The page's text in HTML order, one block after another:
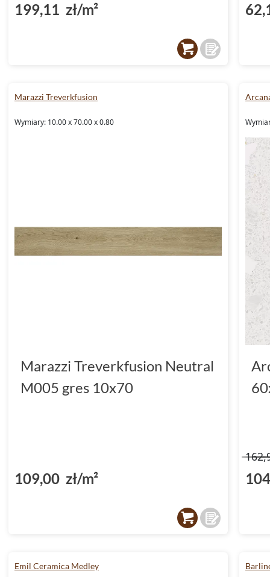
199,11 zł/m²
Marazzi Treverkfusion
Wymiary: 10.00 x 70.00 x 0.80
Marazzi Treverkfusion Neutral
M005 gres 10x70
109,00 zł/m²
Emil Ceramica Medley